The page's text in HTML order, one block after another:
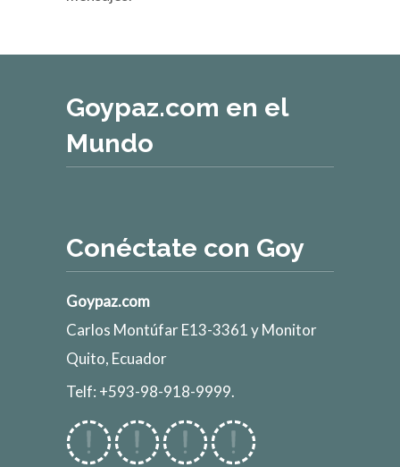
Goypaz.com en el
Mundo
Conéctate con Goy
Goypaz.com
Carlos Montúfar E13-3361 y Monitor
Quito, Ecuador
Telf: +593-98-918-9999.